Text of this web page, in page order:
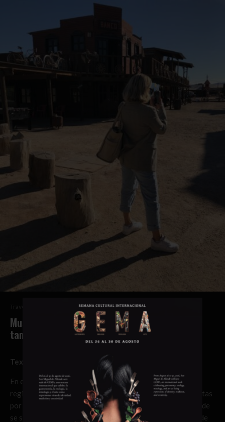
Museo del Valle de Mexicali: donde el pasado
también se come
Texto y fotos: Pepe Treviño
En el Museo del Valle de Mexicali la historia agrícola de la
región no se exhibe en vitrinas, se hace a través de caminatas
por un pueblo del viejo oeste y en un comedor sencillo donde
se sirve comida cotidiana del norte de México, preparada de